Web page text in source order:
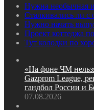
Нужна необычная
Сталкивались ли с
Нужно начать
Проект коттеджа
Тут колодки по
«На фоне ЧМ
Gazprom League,
гандбол России и
07.08.2026